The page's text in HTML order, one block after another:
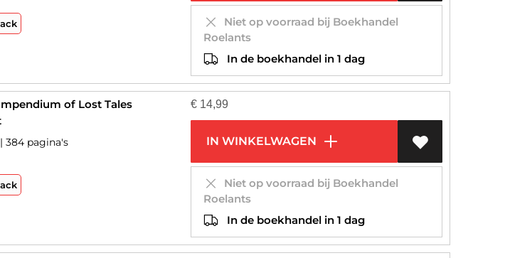
Niet op voorraad bij Boekhandel
Roelants
In de boekhandel in 1 dag
of Lost Tales
| 384 pagina's
€ 14,99
IN WINKELWAGEN
Niet op voorraad bij Boekhandel
Roelants
In de boekhandel in 1 dag